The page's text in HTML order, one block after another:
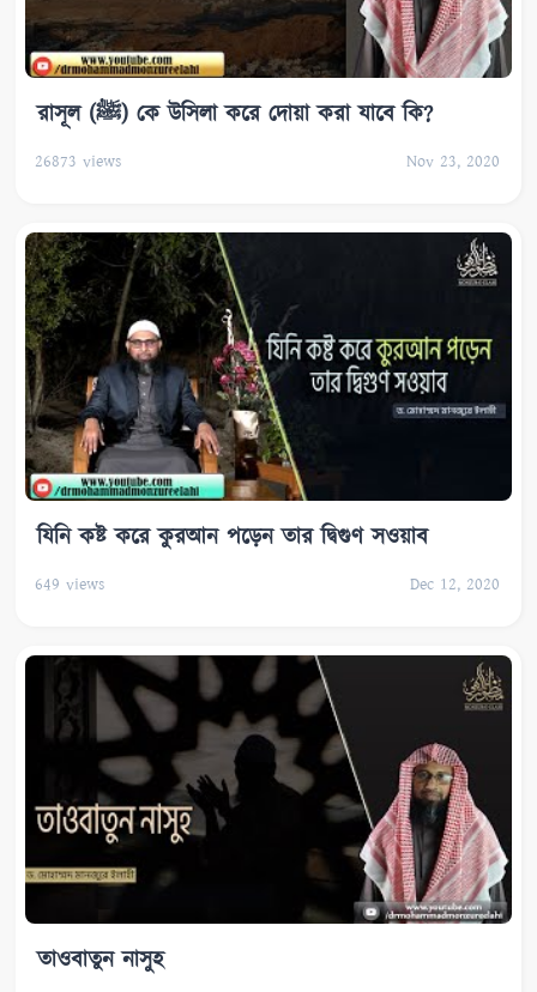
রাসূল (ﷺ) কে উসিলা করে দোয়া করা যাবে কি?
26873 views Nov 23, 2020
যিনি কষ্ট করে কুরআন পড়েন তার দ্বিগুণ সওয়াব
649 views Dec 12, 2020
তাওবাতুন নাসুহ